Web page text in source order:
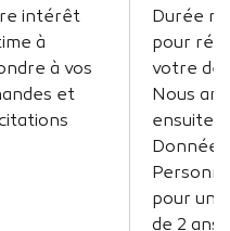
intérêt
à
à vos
et
Durée
pour
votre
Nous
ensuite
Données
pour
de 2 ans